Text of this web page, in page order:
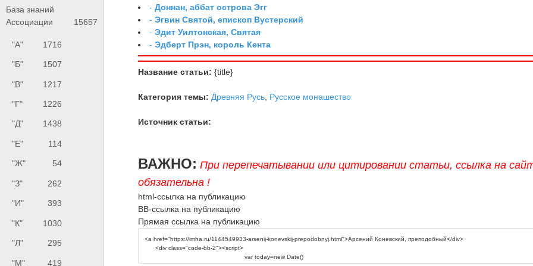
База знаний
Ассоциации
15657
"А" 1716
"Б" 1507
"В" 1217
"Г" 1226
"Д" 1438
"Е" 114
"Ж" 54
"З" 262
"И" 393
"К" 1030
"Л" 295
"М" 419
-Доннан, аббат острова Эгг
-Эгвин Святой, епископ Вустерский
-Эдит Уилтонская, Святая
-Эдберт Прэн, король Кента
Название статьи: {title}
Категория темы: Древняя Русь, Русское монашество
Источник статьи:
ВАЖНО: При перепечатывании или цитировании статьи, ссылка на
обязательна !
html-ссылка на публикацию
BB-ссылка на публикацию
Прямая ссылка на публикацию